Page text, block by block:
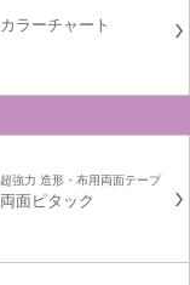
カラーチャート
超強力 造形・布用両面テープ
両面ピタック